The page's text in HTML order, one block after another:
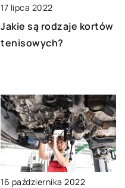
17 lipca 2022
Jakie są rodzaje kortów
tenisowych?
16 października 2022